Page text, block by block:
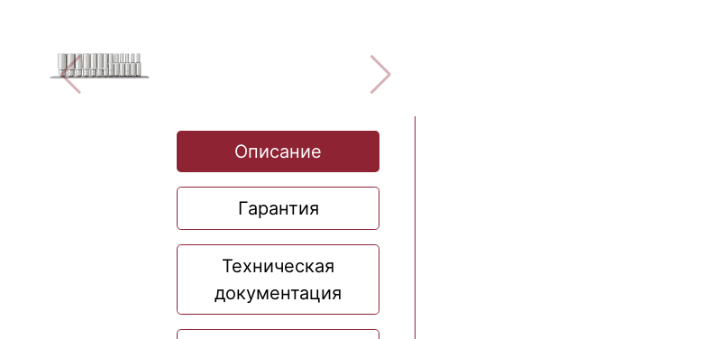
Описание
Гарантия
Техническая
документация